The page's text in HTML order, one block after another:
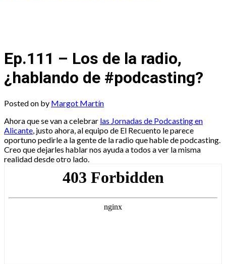
Ep.111 – Los de la radio,
¿hablando de #podcasting?
Posted on by Margot Martín
Ahora que se van a celebrar las Jornadas de Podcasting en
Alicante , justo ahora, al equipo de El Recuento le parece
oportuno pedirle a la gente de la radio que hable de podcasting.
Creo que dejarles hablar nos ayuda a todos a ver la misma
realidad desde otro lado.